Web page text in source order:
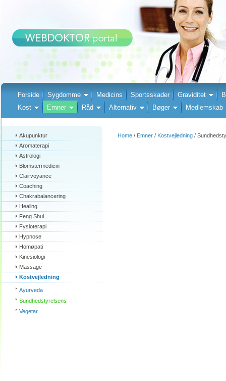
Forside Sygdomme Medicins Sportsskader Graviditet
Kost
Emner Råd Alternativ Bøger Medlemskab
Akupunktur
Aromaterapi
Astrologi
Blomstermedicin
Clairvoyance
Coaching
Chakrabalancering
Healing
Feng Shui
Fysioterapi
Hypnose
Homøpati
Kinesiologi
Massage
Kostvejledning
Ayurveda
Sundhedstyrelsens
Vegetar
Home / Emner / Kostvejledning /